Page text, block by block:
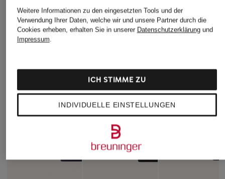
Weitere Informationen zu den eingesetzten Tools und der
Verwendung Ihrer Daten, welche wir und unsere Partner durch die
Cookies erheben, erhalten Sie in unserer Datenschutzerklärungund
Impressum.
INDIVIDUELLE EINSTELLUNGEN
ICH STIMME ZU